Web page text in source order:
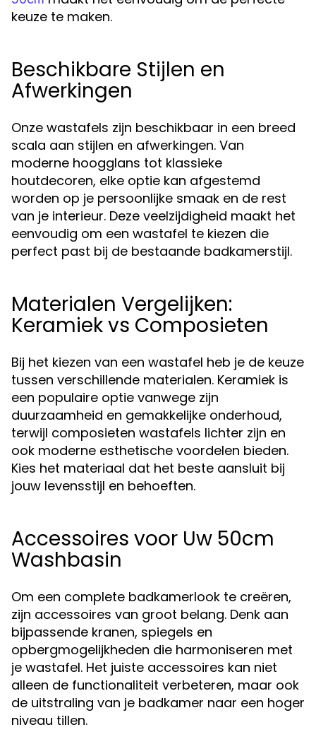
keuze te maken.
Beschikbare Stijlen en
Afwerkingen
Onze wastafels zijn beschikbaar in een breed
scala aan stijlen en afwerkingen. Van
moderne hoogglans tot klassieke
houtdecoren, elke optie kan afgestemd
worden op je persoonlijke smaak en de rest
van je interieur. Deze veelzijdigheid maakt het
eenvoudig om een wastafel te kiezen die
perfect past bij de bestaande badkamerstijl.
Materialen Vergelijken:
Keramiek vs Composieten
Bij het kiezen van een wastafel heb je de keuze
tussen verschillende materialen. Keramiek is
een populaire optie vanwege zijn
duurzaamheid en gemakkelijke onderhoud,
terwijl composieten wastafels lichter zijn en
ook moderne esthetische voordelen bieden.
Kies het materiaal dat het beste aansluit bij
jouw levensstijl en behoeften.
Accessoires voor Uw 50cm
Washbasin
Om een complete badkamerlook te creëren,
zijn accessoires van groot belang. Denk aan
bijpassende kranen, spiegels en
opbergmogelijkheden die harmoniseren met
je wastafel. Het juiste accessoires kan niet
alleen de functionaliteit verbeteren, maar ook
de uitstraling van je badkamer naar een hoger
niveau tillen.